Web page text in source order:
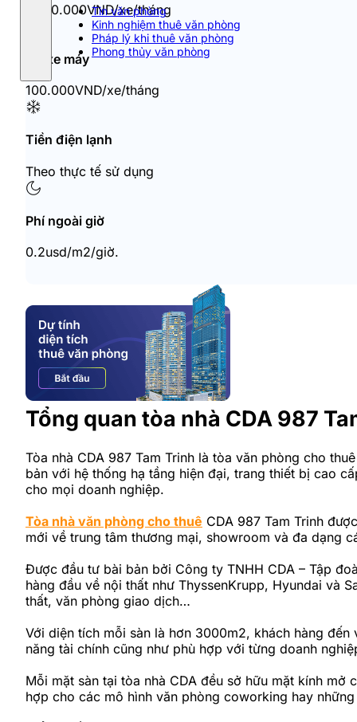
Tin văn phòng
Kinh nghiệm thuê văn phòng
Pháp lý khi thuê văn phòng
Phong thủy văn phòng
1.300.000VND/xe/tháng
Đỗ xe máy
100.000VND/xe/tháng
Tiền điện lạnh
Theo thực tế sử dụng
Phí ngoài giờ
0.2usd/m2/giờ.
Tổng quan tòa nhà CDA 987
Tòa nhà CDA 987 Tam Trinh là tòa văn phòng cho
bản với hệ thống hạ tầng hiện đại, trang thiết bị cao
cho mọi doanh nghiệp.
Tòa nhà văn phòng cho thuê CDA 987 Tam Trinh
mới về trung tâm thương mại, showroom và đa dạng
Được đầu tư bài bản bởi Công ty TNHH CDA – Tập
hàng đầu về nội thất như ThyssenKrupp, Hyundai và
thất, văn phòng giao dịch…
Với diện tích mỗi sàn là hơn 3000m2, khách hàng
năng tài chính cũng như phù hợp với từng doanh
Mỗi mặt sàn tại tòa nhà CDA đều sở hữu mặt kính
hợp cho các mô hình văn phòng coworking hay